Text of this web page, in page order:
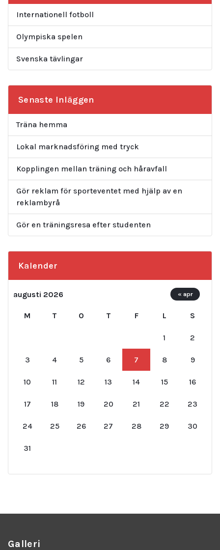
Internationell fotboll
Olympiska spelen
Svenska tävlingar
Senaste Inläggen
Träna hemma
Lokal marknadsföring med tryck
Kopplingen mellan träning och håravfall
Gör reklam för sporteventet med hjälp av en
reklambyrå
Gör en träningsresa efter studenten
Kalender
augusti 2026
M T O T F L S
1 2
3 4 5 6 7 8 9
10 11 12 13 14 15 16
17 18 19 20 21 22 23
24 25 26 27 28 29 30
31
« apr
Galleri